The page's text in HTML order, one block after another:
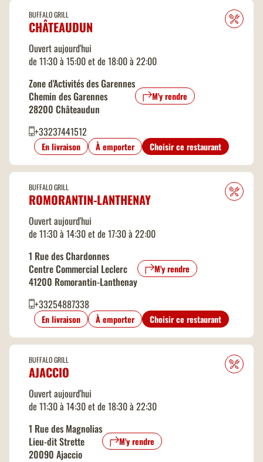
BUFFALO GRILL
CHÂTEAUDUN
Ouvert aujourd'hui
de 11:30 à 15:00 et de 18:00 à 22:00
Zone d'Activités des Garennes
Chemin des Garennes
28200 Châteaudun
M'y rendre
+33237441512
En livraison À emporter Choisir ce restaurant
BUFFALO GRILL
ROMORANTIN-LANTHENAY
Ouvert aujourd'hui
de 11:30 à 14:30 et de 17:30 à 22:00
1 Rue des Chardonnes
Centre Commercial Leclerc
41200 Romorantin-Lanthenay
M'y rendre
+33254887338
En livraison À emporter Choisir ce restaurant
BUFFALO GRILL
AJACCIO
Ouvert aujourd'hui
de 11:30 à 14:30 et de 18:30 à 22:30
1 Rue des Magnolias
Lieu-dit Strette
20090 Ajaccio
M'y rendre